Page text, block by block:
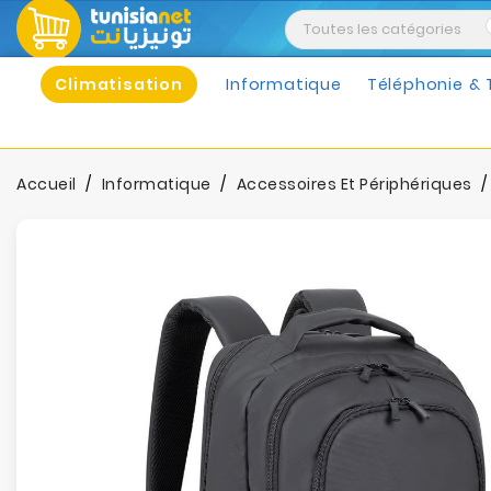
Climatisation Informatique Téléphonie &
Accueil Informatique Accessoires Et Périphériques